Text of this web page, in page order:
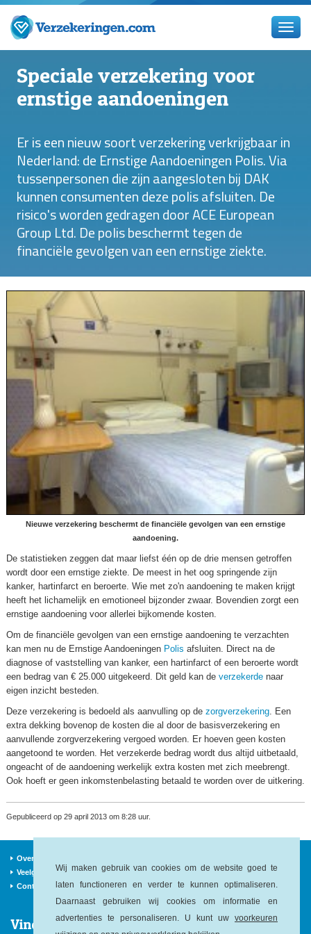
Wij maken gebruik van cookies om de website goed te
laten functioneren en verder te kunnen optimaliseren.
Daarnaast gebruiken wij cookies om informatie en
advertenties te personaliseren. U kunt uw voorkeuren
Speciale verzekering voor
ernstige aandoeningen
Er is een nieuw soort verzekering verkrijgbaar in
Nederland: de Ernstige Aandoeningen Polis. Via
tussenpersonen die zijn aangesloten bij DAK
kunnen consumenten deze polis afsluiten. De
risico's worden gedragen door ACE European
Group Ltd. De polis beschermt tegen de
financiële gevolgen van een ernstige ziekte.
Nieuwe verzekering beschermt de financiële gevolgen van een ernstige
aandoening.
De statistieken zeggen dat maar liefst één op de drie mensen getroffen
wordt door een ernstige ziekte. De meest in het oog springende zijn
kanker, hartinfarct en beroerte. Wie met zo'n aandoening te maken krijgt
heeft het lichamelijk en emotioneel bijzonder zwaar. Bovendien zorgt een
ernstige aandoening voor allerlei bijkomende kosten.
Om de financiële gevolgen van een ernstige aandoening te verzachten
kan men nu de Ernstige Aandoeningen Polis afsluiten. Direct na de
diagnose of vaststelling van kanker, een hartinfarct of een beroerte wordt
een bedrag van € 25.000 uitgekeerd. Dit geld kan de verzekerde naar
eigen inzicht besteden.
Deze verzekering is bedoeld als aanvulling op de zorgverzekering. Een
extra dekking bovenop de kosten die al door de basisverzekering en
aanvullende zorgverzekering vergoed worden. Er hoeven geen kosten
aangetoond te worden. Het verzekerde bedrag wordt dus altijd uitbetaald,
ongeacht of de aandoening werkelijk extra kosten met zich meebrengt.
Ook hoeft er geen inkomstenbelasting betaald te worden over de uitkering.
Gepubliceerd op 29 april 2013 om 8:28 uur.
Over ons
Veelgestelde vragen
Begrippen
Sitemap
Contact
Vind ons op: